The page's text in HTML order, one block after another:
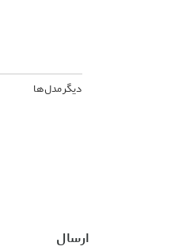
دیگر مدل‌ها
ارسال